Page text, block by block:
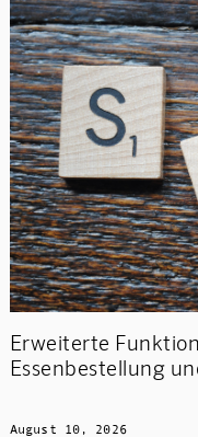
Erweiterte
Essenbestellung
August 10, 2026